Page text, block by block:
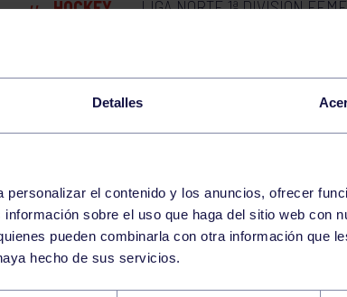
Detalles
el contenido y los anuncios, ofrecer
sobre el uso que haga del sitio web con
pueden combinarla con otra información que
hecho de sus servicios.
h HOCKEY
LIGA NORTE 1ª DIVISIÓN
HOCKEY
RGCC
LIGA NORTE 1ª DIVISIÓN
GETXO
h HOCKEY
VALENCIA
FASE SECTOR CTO ESPAÑA
VALENCIA HC